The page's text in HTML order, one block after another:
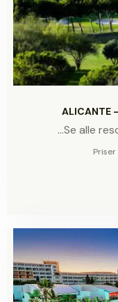
ALICANTE
...Se alle